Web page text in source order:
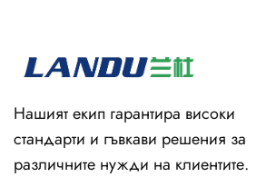
Нашият екип гарантира високи
стандарти и гъвкави решения за
различните нужди на клиентите.